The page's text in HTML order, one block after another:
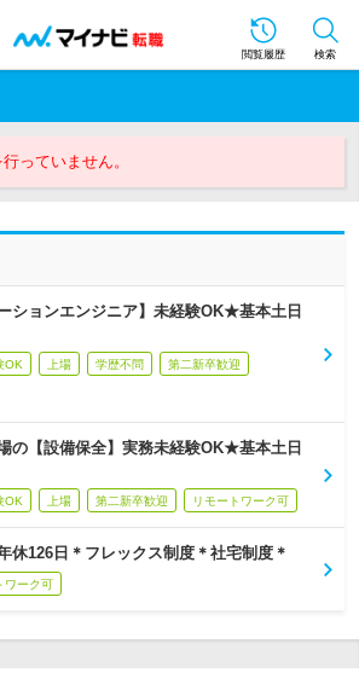
閲覧履歴 検索
っていません。
ションエンジニア】未経験OK★基本土日
OK 上場 学歴不問 第二新卒歓迎
の【設備保全】実務未経験OK★基本土日
OK 上場 第二新卒歓迎 リモートワーク可
休126日＊フレックス制度＊社宅制度＊
ワーク可